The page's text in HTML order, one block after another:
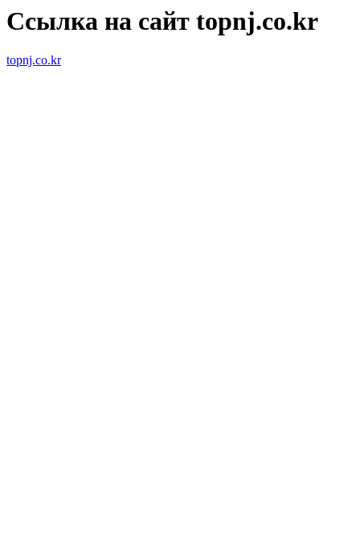
Ссылка на сайт topnj.co.kr
topnj.co.kr